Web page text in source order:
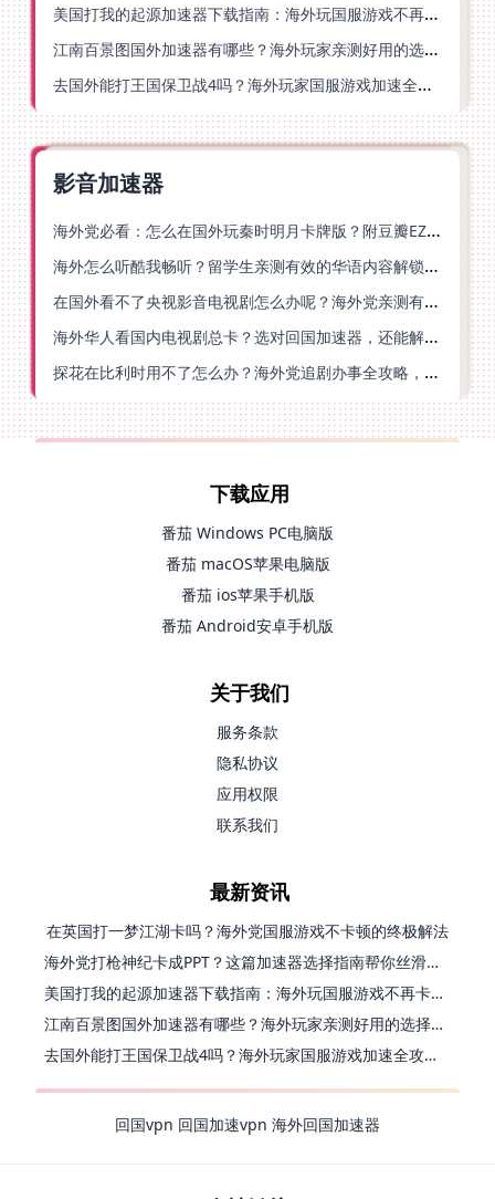
美国打我的起源加速器下载指南：海外玩国服游戏不再卡的终极方案
江南百景图国外加速器有哪些？海外玩家亲测好用的选择与避坑指南
去国外能打王国保卫战4吗？海外玩家国服游戏加速全攻略（附公主连结幻想江湖实测）
影音加速器
海外党必看：怎么在国外玩秦时明月卡牌版？附豆瓣EZCast地区限制破解法
海外怎么听酷我畅听？留学生亲测有效的华语内容解锁指南
在国外看不了央视影音电视剧怎么办呢？海外党亲测有效的回国加速方案
海外华人看国内电视剧总卡？选对回国加速器，还能解决菲律宾打不开反诈中心的问题
探花在比利时用不了怎么办？海外党追剧办事全攻略，选对加速器就够了
下载应用
番茄 Windows PC电脑版
番茄 macOS苹果电脑版
番茄 ios苹果手机版
番茄 Android安卓手机版
关于我们
服务条款
隐私协议
应用权限
联系我们
最新资讯
在英国打一梦江湖卡吗？海外党国服游戏不卡顿的终极解法
海外党打枪神纪卡成PPT？这篇加速器选择指南帮你丝滑上分
美国打我的起源加速器下载指南：海外玩国服游戏不再卡的终极方案
江南百景图国外加速器有哪些？海外玩家亲测好用的选择与避坑指南
去国外能打王国保卫战4吗？海外玩家国服游戏加速全攻略（附公主连结幻想江湖实测）
回国vpn 回国加速vpn 海外回国加速器